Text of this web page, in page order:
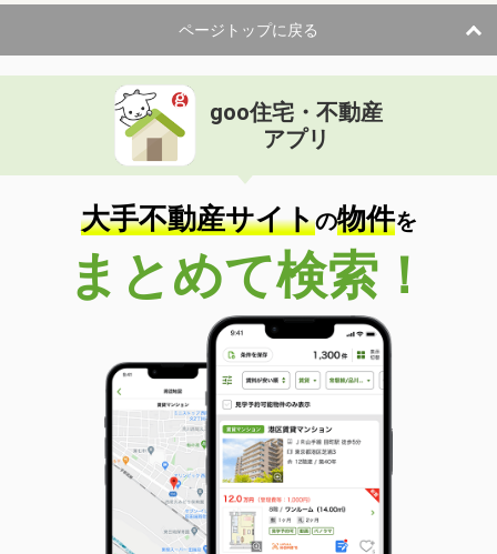
ページトップに戻る
goo住宅・不動産
アプリ
大手不動産サイトの物件を
まとめて検索！